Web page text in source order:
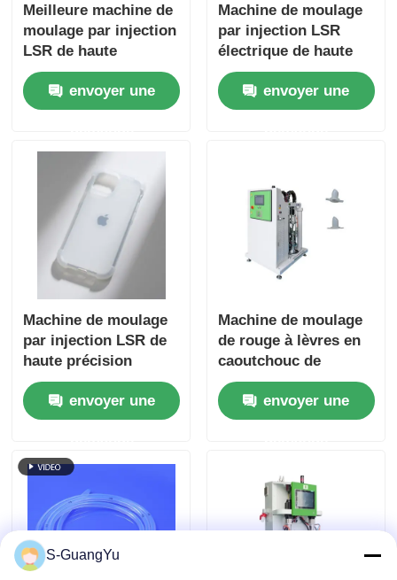
Meilleure machine de
moulage par injection
LSR de haute
précision pour les
composants de
silicone médical
envoyer une
Machine de moulage
par injection LSR
électrique de haute
précision pour la
fabrication de
membranes de haut-
envoyer une
Machine de moulage
par injection LSR de
haute précision
envoyer une
Machine de moulage
de rouge à lèvres en
caoutchouc de
silicone liquide de
20L, machine
d'alimentation en
envoyer une
S-GuangYu